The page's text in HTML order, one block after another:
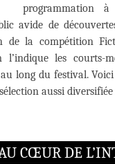
programmation
avide de
de la compétition
l’indique les courts-
long du festival.
aussi diversifiée
CŒUR DE